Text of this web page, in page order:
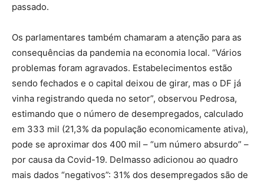
passado.
Os parlamentares também chamaram a atenção para as
consequências da pandemia na economia local. “Vários
problemas foram agravados. Estabelecimentos estão
sendo fechados e o capital deixou de girar, mas o DF já
vinha registrando queda no setor”, observou Pedrosa,
estimando que o número de desempregados, calculado
em 333 mil (21,3% da população economicamente ativa),
pode se aproximar dos 400 mil – “um número absurdo” –
por causa da Covid-19. Delmasso adicionou ao quadro
mais dados “negativos”: 31% dos desempregados são de